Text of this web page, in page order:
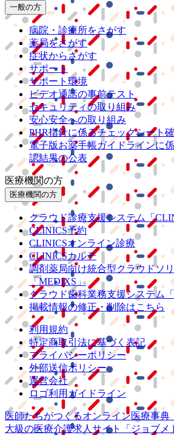
一般の方
病院・診療所をさがす
薬局をさがす
症状からさがす
サポート
サポート環境
ビデオ通話の事前テスト
セキュリティの取り組み
安心安全への取り組み
PHR指針に係るチェックシート
電子版お薬手帳ガイドラインに
認結果の公表
医療機関の方
医療機関の方
クラウド診療支援システム
「
CLINICS予約
CLINICSオンライン診療
CLINICSカルテ
調剤薬局向け統合型クラウドソ
「MEDIXS」
クラウド歯科業務支援システム
掲載情報の修正・削除はこちら
利用規約
特定商取引法に基づく表記
プライバシーポリシー
外部送信ポリシー
運営会社
ロゴ利用ガイドライン
医師たちがつくるオンライン医療事典
大級の医療介護求人サイト 「ジョブ